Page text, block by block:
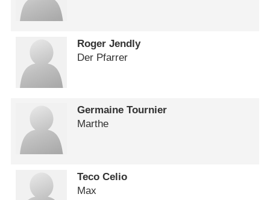
Roger Jendly
Der Pfarrer
Germaine Tournier
Marthe
Teco Celio
Max